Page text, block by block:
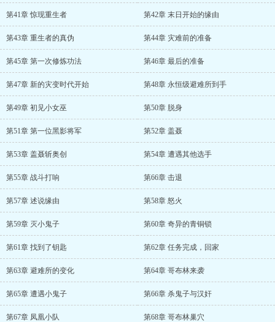
第41章 惊现重生者 第42章 末日开始的缘由
第43章 重生者的真伪 第44章 灾难前的准备
第45章 第一次修炼功法 第46章 最后的准备
第47章 新的灾变时代开始 第48章 永恒级避难所到手
第49章 初见小女巫 第50章 脱身
第51章 第一位黑影将军 第52章 盖聂
第53章 盖聂斩奥创 第54章 遭遇其他选手
第55章 战斗打响 第66章 击退
第57章 述说缘由 第58章 怒火
第59章 灭小鬼子 第60章 奇异的青铜锁
第61章 找到了钥匙 第62章 任务完成，回家
第63章 避难所的变化 第64章 哥布林来袭
第65章 遭遇小鬼子 第66章 杀鬼子与汉奸
第67章 凤凰小队 第68章 哥布林巢穴